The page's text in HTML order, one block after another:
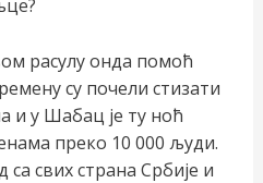
расулу онда помоћ
су почели стизати
и у Шабац је ту ноћ
преко 10 000 људи.
свих страна Србије и